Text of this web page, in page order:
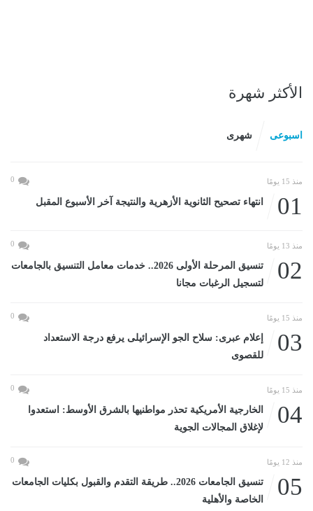
الأكثر شهرة
اسبوعى شهرى
منذ 15 يومًا 0
01 انتهاء تصحيح الثانوية الأزهرية والنتيجة آخر الأسبوع المقبل
منذ 13 يومًا 0
02
تنسيق المرحلة الأولى 2026.. خدمات معامل التنسيق بالجامعات
لتسجيل الرغبات مجانا
منذ 15 يومًا 0
03
إعلام عبرى: سلاح الجو الإسرائيلى يرفع درجة الاستعداد
للقصوى
منذ 15 يومًا 0
04
الخارجية الأمريكية تحذر مواطنيها بالشرق الأوسط: استعدوا
لإغلاق المجالات الجوية
منذ 12 يومًا 0
05
تنسيق الجامعات 2026.. طريقة التقدم والقبول بكليات الجامعات
الخاصة والأهلية